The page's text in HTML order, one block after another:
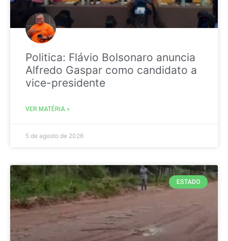
Politica: Flávio Bolsonaro anuncia
Alfredo Gaspar como candidato a
vice-presidente
VER MATÉRIA »
5 de agosto de 2026
ESTADO